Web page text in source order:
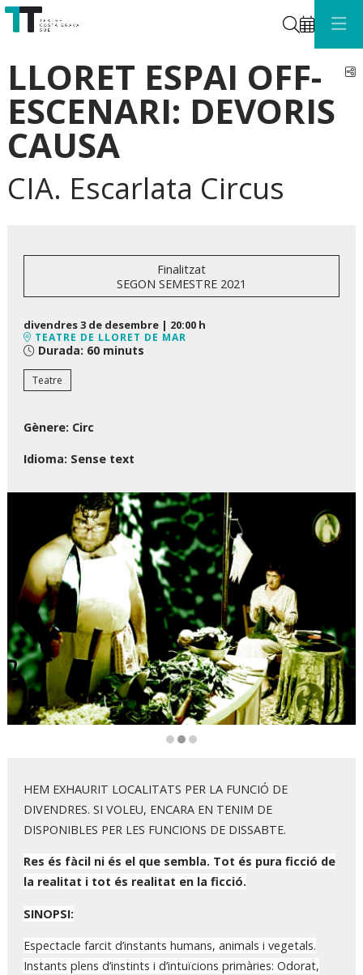
Cerca
LLORET ESPAI OFF-
ESCENARI: DEVORIS
CAUSA
CIA. Escarlata Circus
Finalitzat
SEGON SEMESTRE 2021
divendres 3 de desembre | 20:00 h
TEATRE DE LLORET DE MAR
Durada: 60 minuts
Teatre
Gènere: Circ
Idioma: Sense text
HEM EXHAURIT LOCALITATS PER LA FUNCIÓ DE
DIVENDRES. SI VOLEU, ENCARA EN TENIM DE
DISPONIBLES PER LES FUNCIONS DE DISSABTE.
Res és fàcil ni és el que sembla. Tot és pura ficció de
la realitat i tot és realitat en la ficció.
SINOPSI:
Espectacle farcit d’instants humans, animals i vegetals.
Instants plens d’instints i d’intuïcions primàries: Odorat,